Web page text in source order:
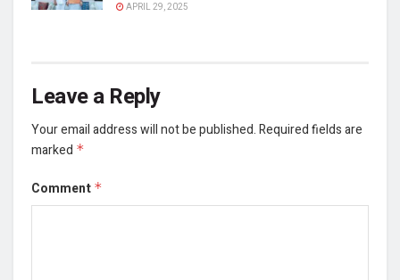
APRIL 29, 2025
Leave a Reply
Your email address will not be published.Required fields are
marked *
Comment *